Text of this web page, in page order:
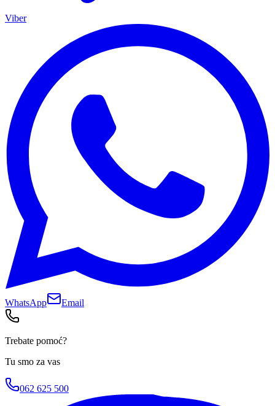
Viber
WhatsApp Email
Trebate pomoć?
Tu smo za vas
062 625 500